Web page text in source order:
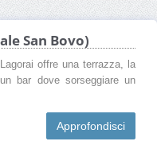
San Bovo)
offre una terrazza, la
bar dove sorseggiare un
Approfondisci